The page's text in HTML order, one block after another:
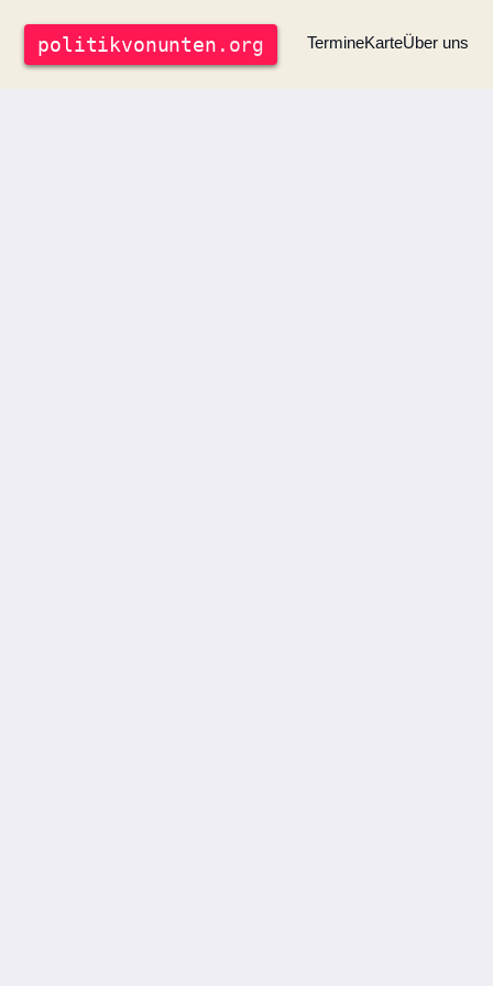
politikvonunten .org TermineKarteÜber uns